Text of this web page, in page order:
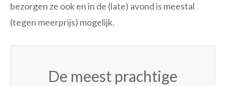
bezorgen ze ook en in de (late) avond is meestal
(tegen meerprijs) mogelijk.
De meest prachtige